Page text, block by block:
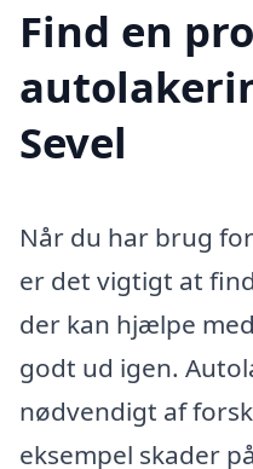
Find en
Sevel
Når du har brug
er det vigtigt at
der kan hjælpe
godt ud igen.
nødvendigt af
eksempel skader